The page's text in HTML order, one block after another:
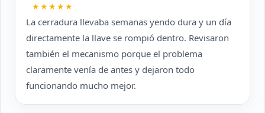
★★★★★
La cerradura llevaba semanas yendo dura y un día
directamente la llave se rompió dentro. Revisaron
también el mecanismo porque el problema
claramente venía de antes y dejaron todo
funcionando mucho mejor.